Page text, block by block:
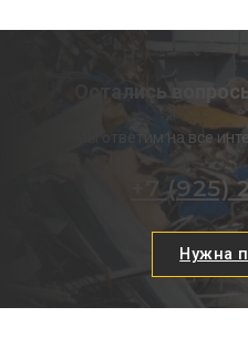
Остались
Мы ответим на все
+7 (925)
Нужна